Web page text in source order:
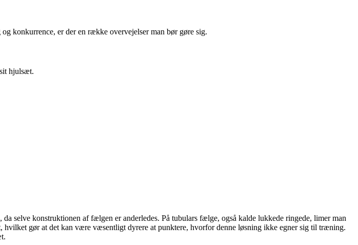
konkurrence, er der en række overvejelser man bør gøre sig.
hjulsæt.
selve konstruktionen af fælgen er anderledes. På tubulars fælge, også kalde lukkede ringede, limer man
gør at det kan være væsentligt dyrere at punktere, hvorfor denne løsning ikke egner sig til træning.